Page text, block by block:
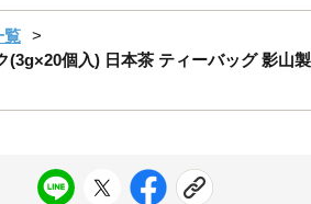
覧
個入) 日本茶 ティーバッグ 影山